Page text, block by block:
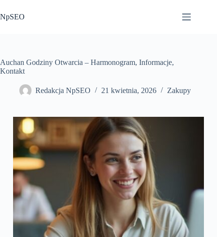
do
treści
NpSEO
Auchan Godziny Otwarcia – Harmonogram, Informacje,
Kontakt
Redakcja NpSEO 21 kwietnia, 2026 Zakupy